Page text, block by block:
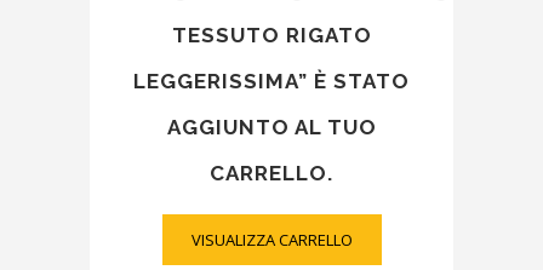
TESSUTO RIGATO
LEGGERISSIMA” È STATO
AGGIUNTO AL TUO
CARRELLO.
VISUALIZZA CARRELLO